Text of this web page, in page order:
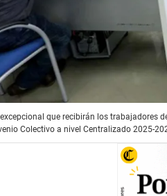
que recibirán los trabajadores
Colectivo a nivel Centralizado 2025-